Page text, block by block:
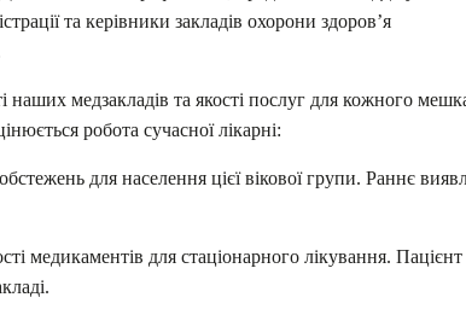
та керівники закладів охорони здоров’я
медзакладів та якості послуг для кожного
робота сучасної лікарні:
для населення цієї вікової групи. Раннє
медикаментів для стаціонарного лікування.